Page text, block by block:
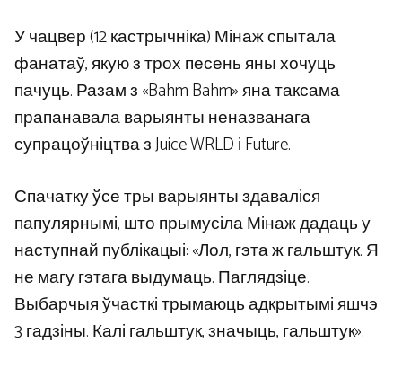
У чацвер (12 кастрычніка) Мінаж спытала
фанатаў, якую з трох песень яны хочуць
пачуць. Разам з «Bahm Bahm» яна таксама
прапанавала варыянты неназванага
супрацоўніцтва з Juice WRLD і Future.
Спачатку ўсе тры варыянты здаваліся
папулярнымі, што прымусіла Мінаж дадаць у
наступнай публікацыі: «Лол, гэта ж гальштук. Я
не магу гэтага выдумаць. Паглядзіце.
Выбарчыя ўчасткі трымаюць адкрытымі яшчэ
3 гадзіны. Калі гальштук, значыць, гальштук».